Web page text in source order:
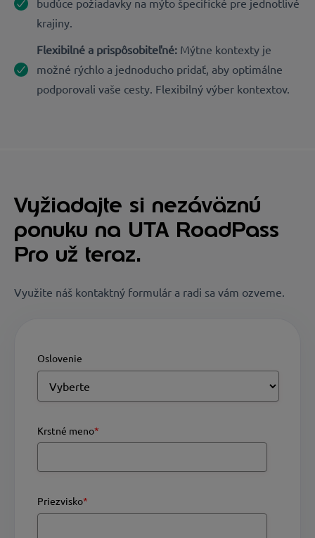
krajiny.
Flexibilné a prispôsobiteľné: Mýtne kontexty je
možné rýchlo a jednoducho pridať, aby optimálne
podporovali vaše cesty. Flexibilný výber kontextov.
Vyžiadajte si nezáväznú
ponuku na UTA RoadPass
Pro už teraz.
Využite náš kontaktný formulár a radi sa vám ozveme.
Oslovenie
Krstné meno*
Priezvisko*